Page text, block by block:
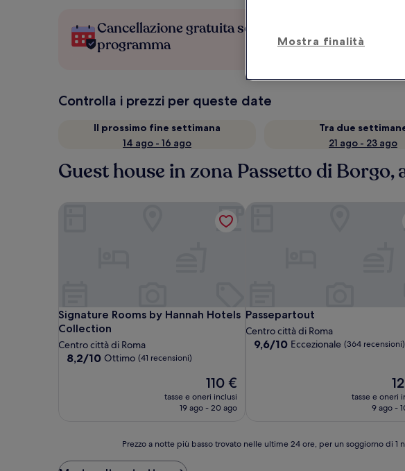
Cancellazione gratuita se cambi
programma
Controlla i prezzi per queste date
Il prossimo fine settimana
14 ago - 16 ago
Tra due
21 ago - 23 ago
Guest house in zona Passetto di Borgo,
Signature Rooms by Hannah Hotels
Collection
Signature Rooms by Hannah Hotels Collection
Centro città di Roma
8.2
8,2/10 Ottimo (41 recensioni)
Il
prezzo
attuale
110 €
tasse e oneri inclusi
19 ago - 20 ago
Signature Rooms by Hannah Hotels Collection
Passepartout
Passepartout
Centro città di Roma
9.6
9,6/10 Eccezionale (364 recensioni)
Il
tasse e oneri
9 ago -
Prezzo a notte più basso trovato nelle ultime 24 ore, per un soggiorno di
Mostra finalità